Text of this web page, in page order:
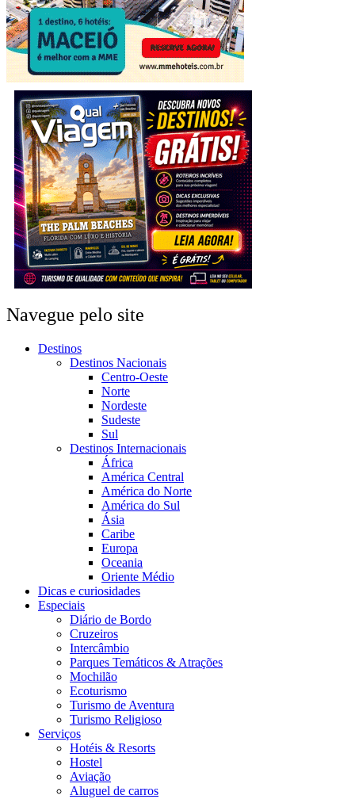
Navegue pelo site
Destinos
Destinos Nacionais
Centro-Oeste
Norte
Nordeste
Sudeste
Sul
Destinos Internacionais
África
América Central
América do Norte
América do Sul
Ásia
Caribe
Europa
Oceania
Oriente Médio
Dicas e curiosidades
Especiais
Diário de Bordo
Cruzeiros
Intercâmbio
Parques Temáticos & Atrações
Mochilão
Ecoturismo
Turismo de Aventura
Turismo Religioso
Serviços
Hotéis & Resorts
Hostel
Aviação
Aluguel de carros